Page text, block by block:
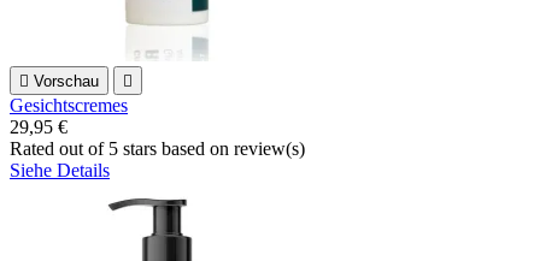
 Vorschau 
Gesichtscremes
29,95 €
Rated out of 5 stars based on review(s)
Siehe Details